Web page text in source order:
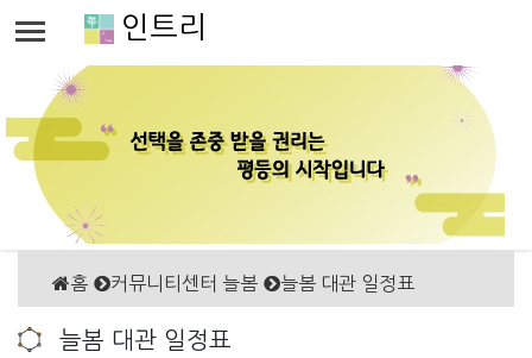
인트리
홈 커뮤니티센터 늘봄 늘봄 대관 일정표
늘봄 대관 일정표